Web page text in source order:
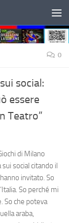
0
social:
essere
Teatro”
di Milano
social citando il
invitato. So
So perché mi
So che poteva
araba,